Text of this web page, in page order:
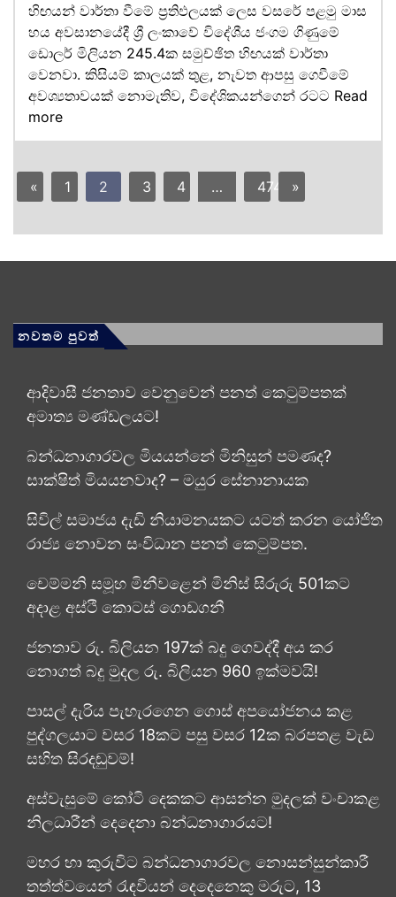
හිඟයන් වාර්තා වීමේ ප්‍රතිඵලයක් ලෙස වසරේ පළමු මාස
හය අවසානයේදී ශ්‍රී ලංකාවේ විදේශීය ජංගම ගිණුමේ
ඩොලර් මිලියන 245.4ක සමුච්ඡිත හිඟයක් වාර්තා
වෙනවා. කිසියම් කාලයක් තුළ, නැවත ආපසු ගෙවීමේ
අවශ්‍යතාවයක් නොමැතිව, විදේශිකයන්ගෙන් රටට Read
more
« 1 2 3 4 … 474 »
නවතම පුවත්
ආදිවාසී ජනතාව වෙනුවෙන් පනත් කෙටුම්පතක්
අමාත්‍ය මණ්ඩලයට!
බන්ධනාගාරවල මියයන්නේ මිනිසුන් පමණද?
සාක්ෂිත් මියයනවාද? – මයුර සේනානායක
සිවිල් සමාජය දැඩි නියාමනයකට යටත් කරන යෝජිත
රාජ්‍ය නොවන සංවිධාන පනත් කෙටුම්පත.
චෙම්මනි සමූහ මිනීවළෙන් මිනිස් සිරුරු 501කට
අදාළ අස්ථි කොටස් ගොඩගනී
ජනතාව රු. බිලියන 197ක් බදු ගෙවද්දී අය කර
නොගත් බදු මුදල රු. බිලියන 960 ඉක්මවයි!
පාසල් දැරිය පැහැරගෙන ගොස් අපයෝජනය කළ
පුද්ගලයාට වසර 18කට පසු වසර 12ක බරපතළ වැඩ
සහිත සිරදඬුවම්!
අස්වැසුමේ කෝටි දෙකකට ආසන්න මුදලක් වංචාකළ
නිලධාරීන් දෙදෙනා බන්ධනාගාරයට!
මහර හා කුරුවිට බන්ධනාගාරවල නොසන්සුන්කාරී
තත්ත්වයෙන් රැඳවියන් දෙදෙනෙකු මරුට, 13